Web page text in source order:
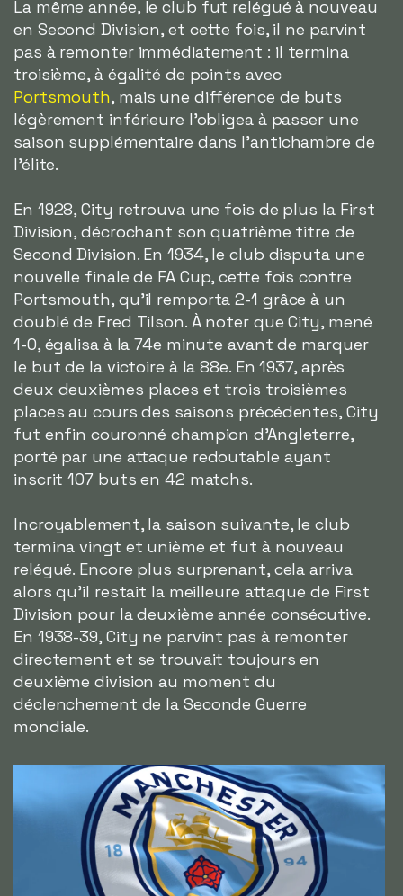
La même année, le club fut relégué à nouveau
en Second Division, et cette fois, il ne parvint
pas à remonter immédiatement : il termina
troisième, à égalité de points avec
Portsmouth, mais une différence de buts
légèrement inférieure l'obligea à passer une
saison supplémentaire dans l'antichambre de
l'élite.
En 1928, City retrouva une fois de plus la First
Division, décrochant son quatrième titre de
Second Division. En 1934, le club disputa une
nouvelle finale de FA Cup, cette fois contre
Portsmouth, qu'il remporta 2-1 grâce à un
doublé de Fred Tilson. À noter que City, mené
1-0, égalisa à la 74e minute avant de marquer
le but de la victoire à la 88e. En 1937, après
deux deuxièmes places et trois troisièmes
places au cours des saisons précédentes, City
fut enfin couronné champion d'Angleterre,
porté par une attaque redoutable ayant
inscrit 107 buts en 42 matchs.
Incroyablement, la saison suivante, le club
termina vingt et unième et fut à nouveau
relégué. Encore plus surprenant, cela arriva
alors qu'il restait la meilleure attaque de First
Division pour la deuxième année consécutive.
En 1938-39, City ne parvint pas à remonter
directement et se trouvait toujours en
deuxième division au moment du
déclenchement de la Seconde Guerre
mondiale.